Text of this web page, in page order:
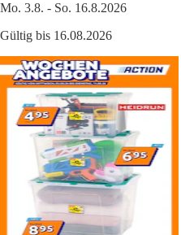
Mo. 3.8. - So. 16.8.2026
Gültig bis 16.08.2026